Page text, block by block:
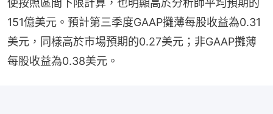
151億美元。預計第三季度GAAP攤薄每股收益為0.31
美元，同樣高於市場預期的0.27美元；非GAAP攤薄
每股收益為0.38美元。